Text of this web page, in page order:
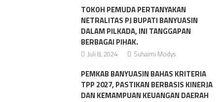
TOKOH PEMUDA PERTANYAKAN
NETRALITAS PJ BUPATI BANYUASIN
DALAM PILKADA, INI TANGGAPAN
BERBAGAI PIHAK.
Juli 8, 2024 Suhaimi Modys
PEMKAB BANYUASIN BAHAS KRITERIA
TPP 2027, PASTIKAN BERBASIS KINERJA
DAN KEMAMPUAN KEUANGAN DAERAH